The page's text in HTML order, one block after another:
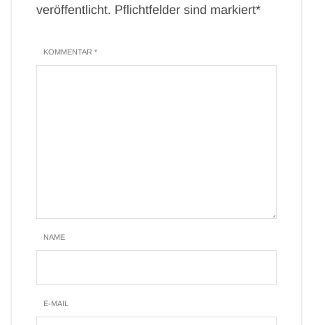
veröffentlicht. Pflichtfelder sind markiert*
KOMMENTAR *
NAME
E-MAIL